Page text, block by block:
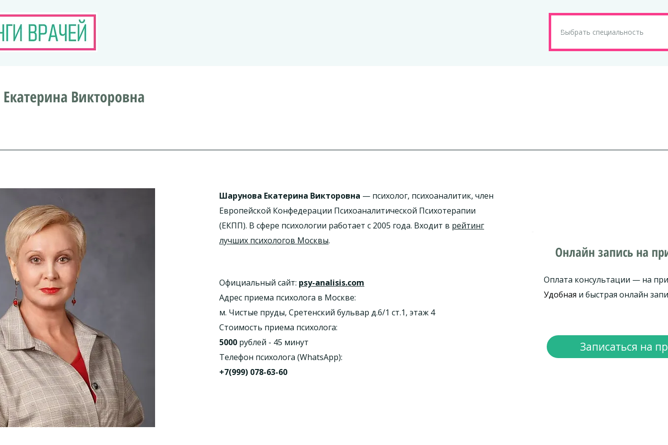
Викторовна
Шарунова Екатерина Викторовна — психолог, психоаналитик, член
Европейской Конфедерации Психоаналитической Психотерапии
(ЕКПП). В сфере психологии работает с 2005 года. Входит в рейтинг
лучших психологов Москвы.
Официальный сайт: psy-analisis.com
Адрес приема психолога в Москве:
м. Чистые пруды, Сретенский бульвар д.6/1 ст.1, этаж 4
Стоимость приема психолога:
5000 рублей - 45 минут
Телефон психолога (WhatsApp):
+7(999) 078-63-60
Онлайн запись на
Оплата консультации — на
Удобная и быстрая онлайн
Записаться на